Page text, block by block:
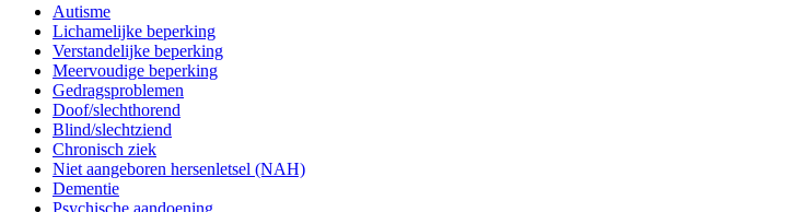
Autisme
Lichamelijke beperking
Verstandelijke beperking
Meervoudige beperking
Gedragsproblemen
Doof/slechthorend
Blind/slechtziend
Chronisch ziek
Niet aangeboren hersenletsel (NAH)
Dementie
Psychische aandoening